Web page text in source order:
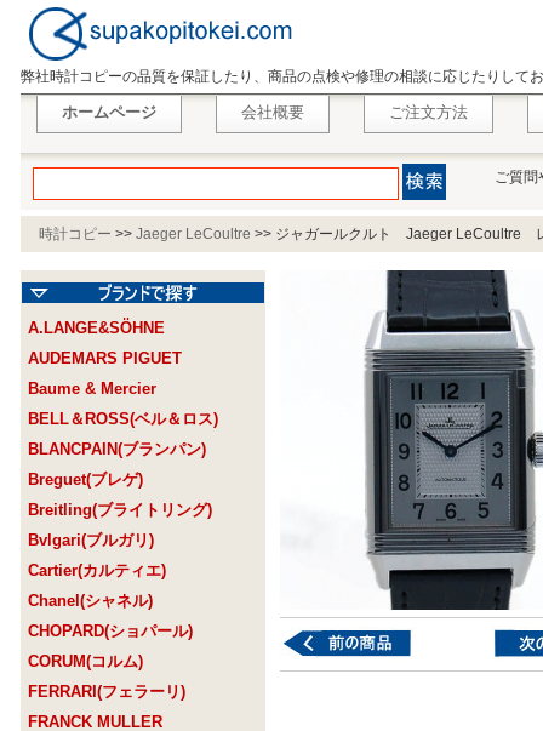
弊社時計コピーの品質を保証したり、商品の点検や修理の相談に応じたりして
ホームページ 会社概要 ご注文方法
ご質問
時計コピー >> Jaeger LeCoultre >> ジャガールクルト Jaeger
A.LANGE&SÖHNE
AUDEMARS PIGUET
Baume & Mercier
BELL＆ROSS(ベル＆ロス)
BLANCPAIN(ブランパン)
Breguet(ブレゲ)
Breitling(ブライトリング)
Bvlgari(ブルガリ)
Cartier(カルティエ)
Chanel(シャネル)
CHOPARD(ショパール)
CORUM(コルム)
FERRARI(フェラーリ)
FRANCK MULLER